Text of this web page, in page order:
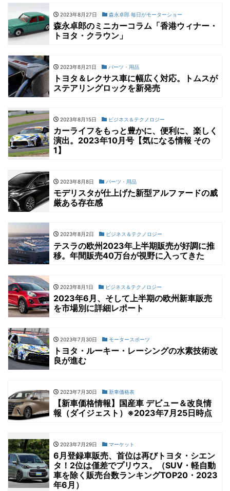
2023年8月27日 森永卓郎 毎日がモーターショー
森永卓郎のミニカーコラム「香港ウィナー・
トヨタ・クラウン」
2023年8月21日 パーツ・用品
トヨタ＆レクサス車に幅広く対応。トムスが
ステアリングロックを新発売
2023年8月15日 ビジネス＆テクノロジー
カーライフをもっと豊かに、便利に、楽しく
演出。2023年10月号【気になる情報 その
1】
2023年8月8日 パーツ・用品
モデリスタが仕上げた新型アルファードの威
厳ある存在感
2023年8月2日 ビジネス＆テクノロジー
テスラの欧州2023年上半期販売が好調に推
移。年間販売40万台が視野に入ってきた
2023年8月1日 ビジネス＆テクノロジー
2023年6月、そして上半期の欧州新車販売
を市場別に詳細レポート
2023年7月30日 モータースポーツ
トヨタ・ルーキー・レーシングの水素技術改
良が進む
2023年7月30日 新車価格表
【新車価格情報】国産車 デビュー＆改良情
報（ダイジェスト）※2023年7月25日時点
2023年7月29日 マーケット
6月登録車販売、首位は再びトヨタ・シエン
タ！2位は僅差でプリウス。（SUV・軽自動
車を除く販売台数ランキングTOP20・2023
年6月）